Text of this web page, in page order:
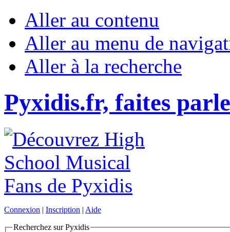
Aller au contenu
Aller au menu de
Aller à la recherche
Pyxidis.fr, faites
Connexion | Inscription | Aide
Recherchez sur Pyxidis